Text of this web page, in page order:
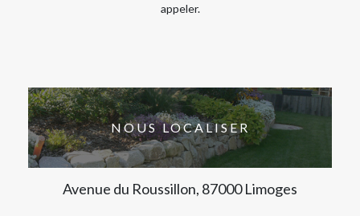
appeler.
NOUS LOCALISER
Avenue du Roussillon, 87000 Limoges